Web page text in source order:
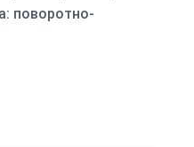
поворотно-